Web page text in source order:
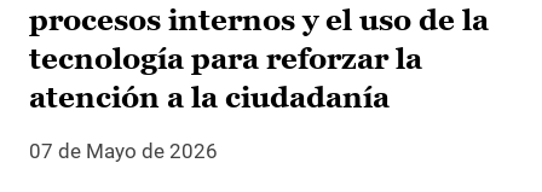
procesos internos y el uso de la
tecnología para reforzar la
atención a la ciudadanía
07 de Mayo de 2026